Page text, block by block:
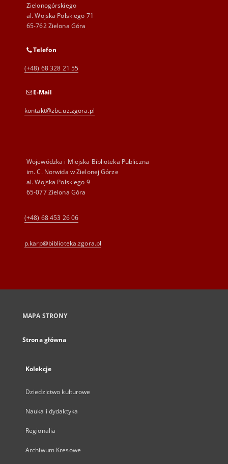
Zielonogórskiego
al. Wojska Polskiego 71
65-762 Zielona Góra
Telefon
(+48) 68 328 21 55
E-Mail
kontakt@zbc.uz.zgora.pl
Wojewódzka i Miejska Biblioteka Publiczna
im. C. Norwida w Zielonej Górze
al. Wojska Polskiego 9
65-077 Zielona Góra
(+48) 68 453 26 06
p.karp@biblioteka.zgora.pl
MAPA STRONY
Strona główna
Kolekcje
Dziedzictwo kulturowe
Nauka i dydaktyka
Regionalia
Archiwum Kresowe